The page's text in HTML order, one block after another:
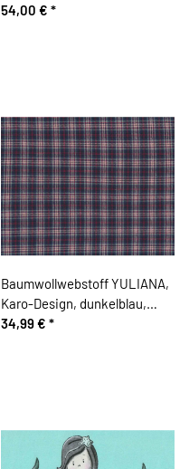
54,00 € *
Baumwollwebstoff YULIANA,
Karo-Design, dunkelblau,
Hilco
34,99 € *